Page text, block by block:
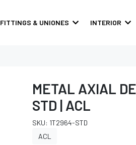
FITTINGS & UNIONES INTERIOR
METAL AXIAL
STD | ACL
SKU: 1T2964-STD
ACL